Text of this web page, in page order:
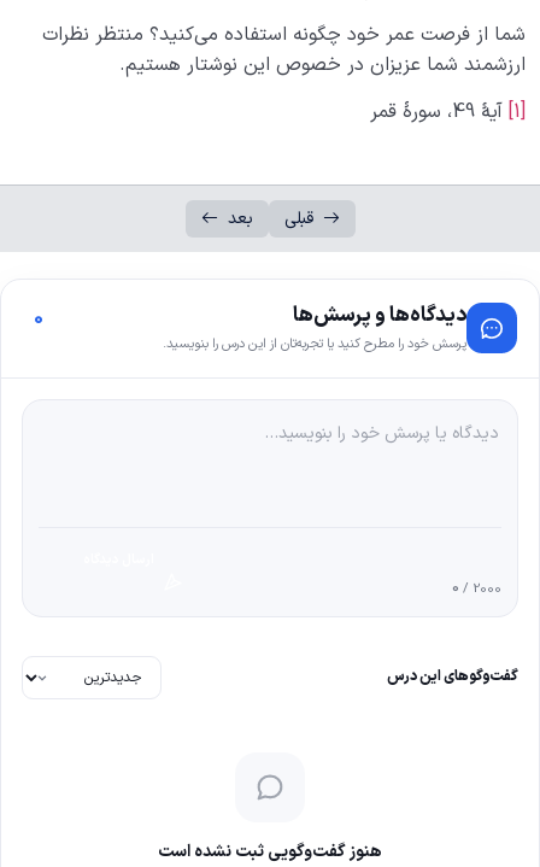
شما از فرصت عمر خود چگونه استفاده می‌کنید؟ منتظر نظرات
ارزشمند شما عزیزان در خصوص این نوشتار هستیم.
[1]
آیۀ 49، سورۀ قمر
قبلی بعد
دیدگاه‌ها و پرسش‌ها
پرسش خود را مطرح کنید یا تجربه‌تان از این درس را بنویسید.
0
0 / 2000
گفت‌وگوهای این درس
هنوز گفت‌وگویی ثبت نشده است